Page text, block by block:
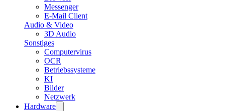
Messenger
E-Mail Client
Audio & Video
3D Audio
Sonstiges
Computervirus
OCR
Betriebssysteme
KI
Bilder
Netzwerk
Hardware